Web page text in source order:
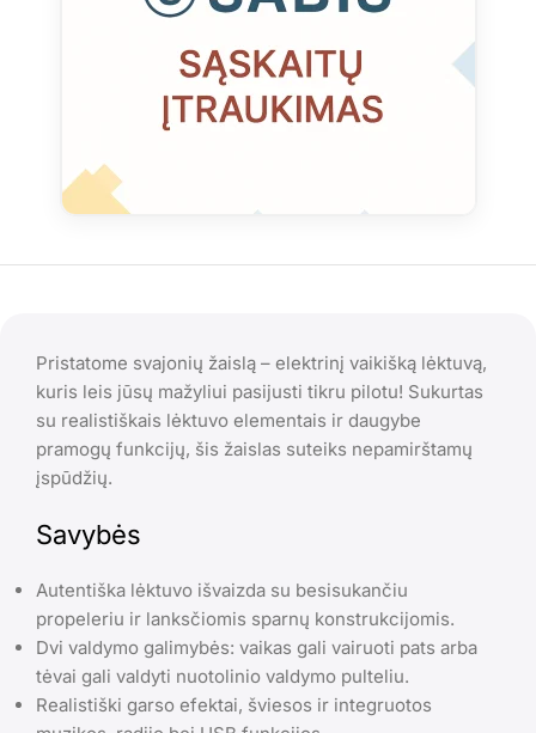
Pristatome svajonių žaislą – elektrinį vaikišką lėktuvą,
kuris leis jūsų mažyliui pasijusti tikru pilotu! Sukurtas
su realistiškais lėktuvo elementais ir daugybe
pramogų funkcijų, šis žaislas suteiks nepamirštamų
įspūdžių.
Savybės
Autentiška lėktuvo išvaizda su besisukančiu
propeleriu ir lanksčiomis sparnų konstrukcijomis.
Dvi valdymo galimybės: vaikas gali vairuoti pats arba
tėvai gali valdyti nuotolinio valdymo pulteliu.
Realistiški garso efektai, šviesos ir integruotos